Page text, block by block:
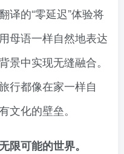
译的“零延迟”体验将
母语一样自然地表达
景中实现无缝融合。
行都像在家一样自
文化的壁垒。
限可能的世界。